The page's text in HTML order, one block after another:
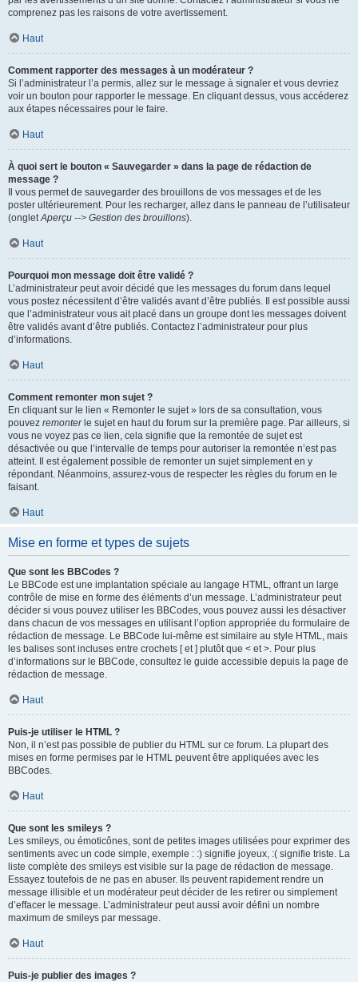
comprenez pas les raisons de votre avertissement.
Haut
Comment rapporter des messages à un modérateur ?
Si l’administrateur l’a permis, allez sur le message à signaler et vous devriez
voir un bouton pour rapporter le message. En cliquant dessus, vous accéderez
aux étapes nécessaires pour le faire.
Haut
À quoi sert le bouton « Sauvegarder » dans la page de rédaction de
message ?
Il vous permet de sauvegarder des brouillons de vos messages et de les
poster ultérieurement. Pour les recharger, allez dans le panneau de l’utilisateur
(ongletAperçu --> Gestion des brouillons).
Haut
Pourquoi mon message doit être validé ?
L’administrateur peut avoir décidé que les messages du forum dans lequel
vous postez nécessitent d’être validés avant d’être publiés. Il est possible aussi
que l’administrateur vous ait placé dans un groupe dont les messages doivent
être validés avant d’être publiés. Contactez l’administrateur pour plus
d’informations.
Haut
Comment remonter mon sujet ?
En cliquant sur le lien « Remonter le sujet » lors de sa consultation, vous
pouvez remonterle sujet en haut du forum sur la première page. Par ailleurs, si
vous ne voyez pas ce lien, cela signifie que la remontée de sujet est
désactivée ou que l’intervalle de temps pour autoriser la remontée n’est pas
atteint. Il est également possible de remonter un sujet simplement en y
répondant. Néanmoins, assurez-vous de respecter les règles du forum en le
faisant.
Haut
Mise en forme et types de sujets
Que sont les BBCodes ?
Le BBCode est une implantation spéciale au langage HTML, offrant un large
contrôle de mise en forme des éléments d’un message. L’administrateur peut
décider si vous pouvez utiliser les BBCodes, vous pouvez aussi les désactiver
dans chacun de vos messages en utilisant l’option appropriée du formulaire de
rédaction de message. Le BBCode lui-même est similaire au style HTML, mais
les balises sont incluses entre crochets [ et ] plutôt que < et >. Pour plus
d’informations sur le BBCode, consultez le guide accessible depuis la page de
rédaction de message.
Haut
Puis-je utiliser le HTML ?
Non, il n’est pas possible de publier du HTML sur ce forum. La plupart des
mises en forme permises par le HTML peuvent être appliquées avec les
BBCodes.
Haut
Que sont les smileys ?
Les smileys, ou émoticônes, sont de petites images utilisées pour exprimer des
sentiments avec un code simple, exemple : :) signifie joyeux, :( signifie triste. La
liste complète des smileys est visible sur la page de rédaction de message.
Essayez toutefois de ne pas en abuser. Ils peuvent rapidement rendre un
message illisible et un modérateur peut décider de les retirer ou simplement
d’effacer le message. L’administrateur peut aussi avoir défini un nombre
maximum de smileys par message.
Haut
Puis-je publier des images ?